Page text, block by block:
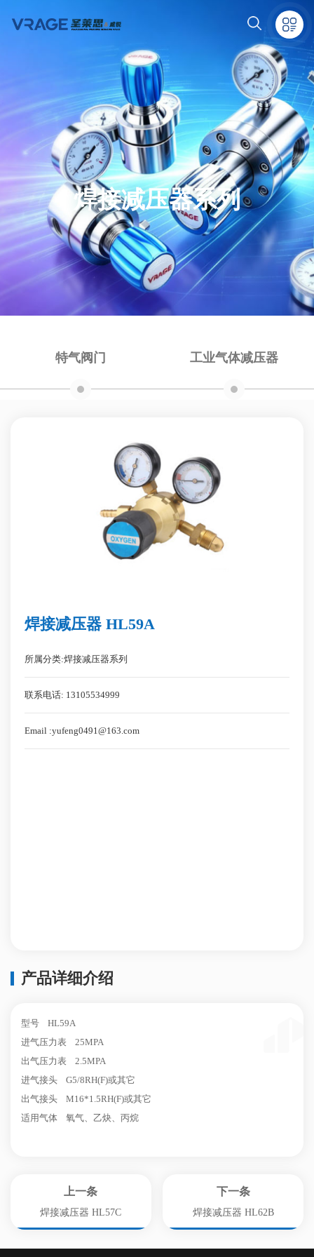
焊接减压器系列
特气阀门 工业气体减压器
焊接减压器 HL59A
所属分类:焊接减压器系列
联系电话: 13105534999
Email :yufeng0491@163.com
产品详细介绍
型号 HL59A
进气压力表 25MPA
出气压力表 2.5MPA
进气接头 G5/8RH(F)或其它
出气接头 M16*1.5RH(F)或其它
适用气体 氧气、乙炔、丙烷
上一条
焊接减压器 HL57C
下一条
焊接减压器 HL62B